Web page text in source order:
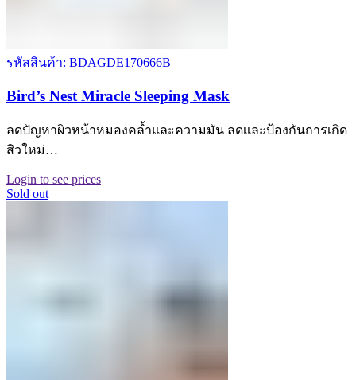
รหัสสินค้า: BDAGDE170666B
Bird’s Nest Miracle Sleeping Mask
ลดปัญหาผิวหน้าหมองคล้ำและความมัน ลดเเละป้องกันการเกิด
สิวใหม่…
Login to see prices
Sold out